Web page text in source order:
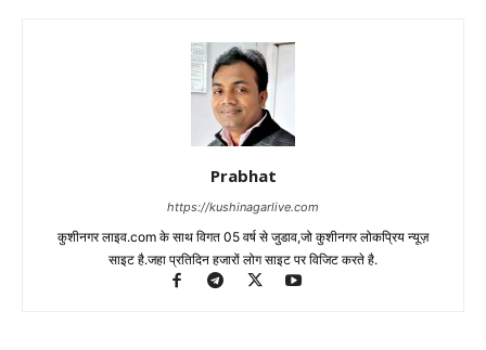
Prabhat
https://kushinagarlive.com
कुशीनगर लाइव.com के साथ विगत 05 वर्ष से जुडाव,जो कुशीनगर लोकप्रिय न्यूज़
साइट है.जहा प्रतिदिन हजारों लोग साइट पर विजिट करते है.